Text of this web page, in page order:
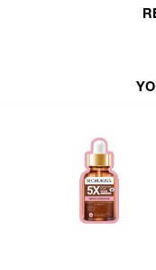
· FDA Registration No. :
· หลังล้างหน้า ให้ใช้โทนเนอ
· นำแผ่นมาสก์ออกแล้วตบผิว